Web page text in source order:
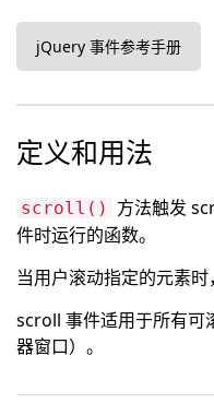
jQuery 事件参考手册
定义和用法
scroll()
方法触发
件时运行的函数。
当用户滚动指定的元素时
scroll 事件适用于所有可
器窗口）。